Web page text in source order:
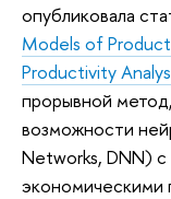
опубликовала
Models of
Productivity
прорывной
возможности
Networks, DNN)
экономическими